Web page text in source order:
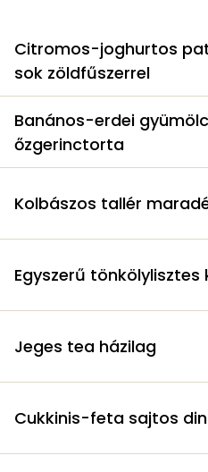
Citromos-joghurtos
sok zöldfűszerrel
Banános-erdei
őzgerinctorta
Kolbászos tallér
Egyszerű tönkölylisztes
Jeges tea házilag
Cukkinis-feta sajtos